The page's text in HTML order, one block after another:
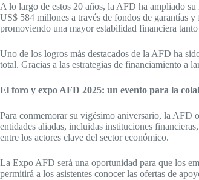
A lo largo de estos 20 años, la AFD ha ampliado
US$ 584 millones a través de fondos de garantías
promoviendo una mayor estabilidad financiera
Uno de los logros más destacados de la AFD ha
total. Gracias a las estrategias de financiamiento a
El foro y expo AFD 2025: un evento para la
Para conmemorar su vigésimo aniversario, la AFD
entidades aliadas, incluidas instituciones
entre los actores clave del sector económico.
La Expo AFD será una oportunidad para que los
permitirá a los asistentes conocer las ofertas de